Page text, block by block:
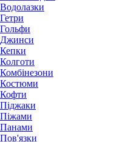
Водолазки
Гетри
Гольфи
Джинси
Кепки
Колготи
Комбінезони
Костюми
Кофти
Піджаки
Піжами
Панами
Пов'язки